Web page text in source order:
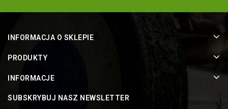
INFORMACJA O SKLEPIE
PRODUKTY
INFORMACJE
SUBSKRYBUJ NASZ NEWSLETTER